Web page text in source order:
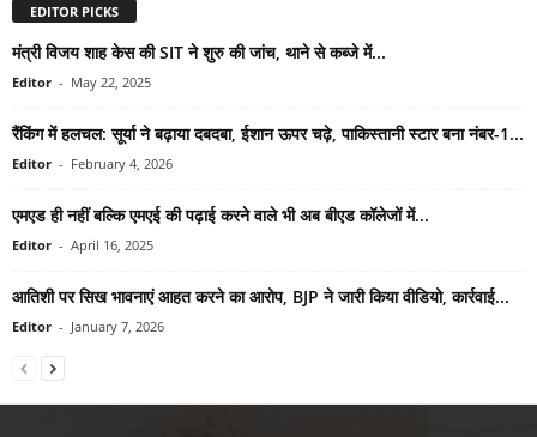
EDITOR PICKS
मंत्री विजय शाह केस की SIT ने शुरु की जांच, थाने से कब्जे में...
Editor - May 22, 2025
रैंकिंग में हलचल: सूर्या ने बढ़ाया दबदबा, ईशान ऊपर चढ़े, पाकिस्तानी स्टार बना नंबर-1...
Editor - February 4, 2026
एमएड ही नहीं बल्कि एमएई की पढ़ाई करने वाले भी अब बीएड कॉलेजों में...
Editor - April 16, 2025
आतिशी पर सिख भावनाएं आहत करने का आरोप, BJP ने जारी किया वीडियो, कार्रवाई...
Editor - January 7, 2026